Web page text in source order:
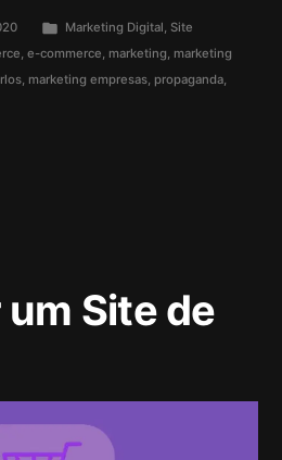
Marketing Digital, Site
, e-commerce, marketing, marketing
, marketing empresas, propaganda,
Site de